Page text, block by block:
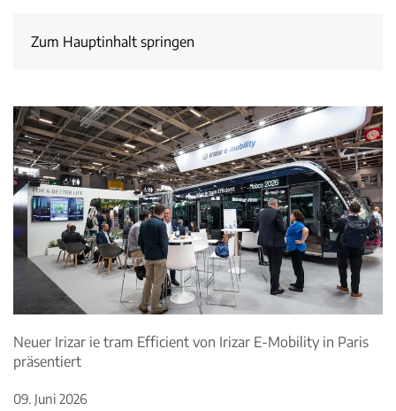
Zum Hauptinhalt springen
Neuer Irizar ie tram Efficient von Irizar E-Mobility in Paris
präsentiert
09. Juni 2026